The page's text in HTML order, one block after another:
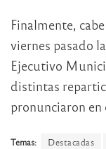
Finalmente,
viernes pasado
Ejecutivo
distintas
pronunciaron en
Temas: Destacadas